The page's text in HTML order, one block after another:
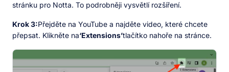
stránku pro Notta. To podrobněji vysvětlí rozšíření.
Krok 3:Přejděte na YouTube a najděte video, které chcete
přepsat. Klikněte na‘Extensions’tlačítko nahoře na stránce.